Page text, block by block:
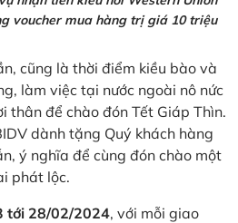
voucher mua hàng trị giá 10 triệu
cũng là thời điểm kiều bào và
làm việc tại nước ngoài nô nức
thân để chào đón Tết Giáp Thìn.
dành tặng Quý khách hàng
ý nghĩa để cùng đón chào một
phát lộc.
tới 28/02/2024, với mỗi giao